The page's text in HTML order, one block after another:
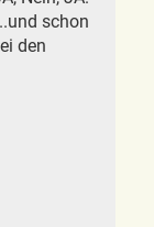
schon
den